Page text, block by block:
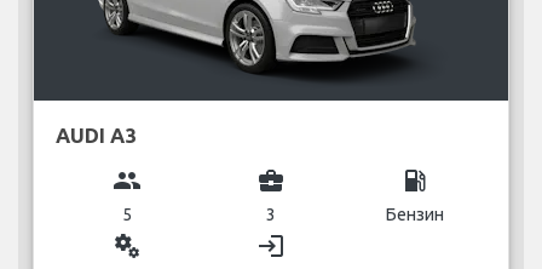
AUDI A3
group
5
business_center
3
local_gas_station
Бензин
miscellaneous_services login